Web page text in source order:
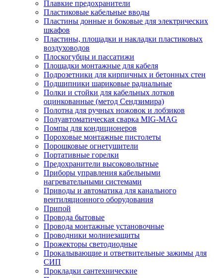
Плавкие предохранители
Пластиковые кабельные вводы
Пластины донные и боковые для электрических
шкафов
Пластины, площадки и накладки пластиковых
воздуховодов
Плоскогубцы и пассатижи
Площадки монтажные для кабеля
Подрозетники для кирпичных и бетонных стен
Подшипники шариковые радиальные
Полки и стойки для кабельных лотков
оцинкованные (метод Сендзимира)
Полотна для ручных ножовок и лобзиков
Полуавтоматическая сварка MIG-MAG
Помпы для кондиционеров
Пороховые монтажные пистолеты
Порошковые огнетушители
Портативные горелки
Предохранители высоковольтные
Приборы управления кабельными
нагревательными системами
Приводы и автоматика для канального
вентиляционного оборудования
Припой
Провода бытовые
Провода монтажные установочные
Проводники молниезащиты
Прожекторы светодиодные
Прокалывающие и ответвительные зажимы для
СИП
Прокладки сантехнические